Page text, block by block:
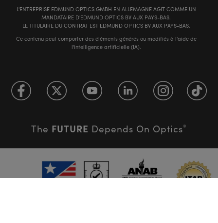
L'ENTREPRISE EDMUND OPTICS GMBH EN ALLEMAGNE AGIT COMME UN
MANDATAIRE D'EDMUND OPTICS BV AUX PAYS-BAS.
LE TITULAIRE DU CONTRAT EST EDMUND OPTICS BV AUX PAYS-BAS.
Ce contenu peut comporter des éléments générés ou modifiés à l'aide de
l'intelligence artificielle (IA).
The FUTURE Depends On Optics®